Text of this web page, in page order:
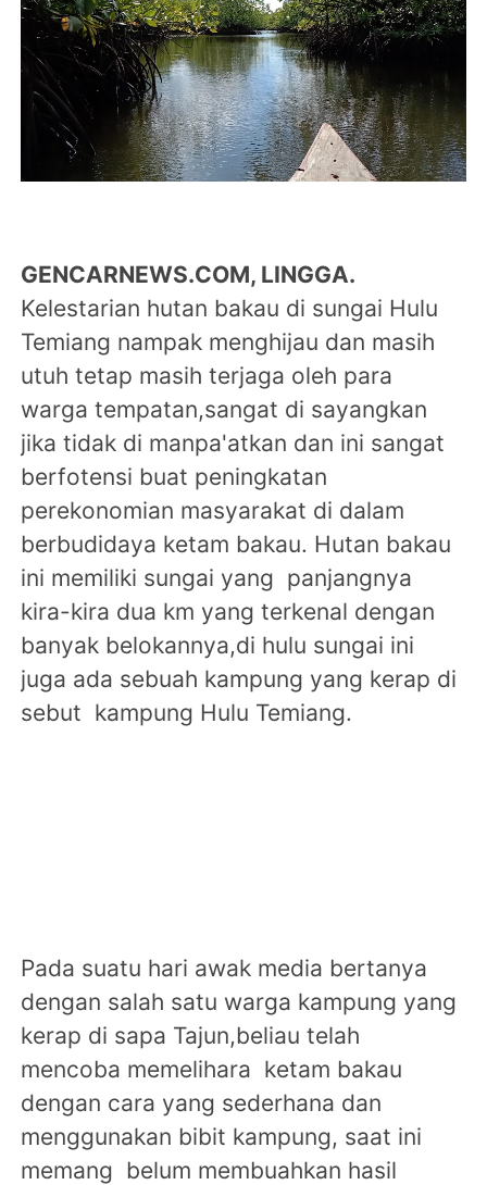
GENCARNEWS.COM, LINGGA.
Kelestarian hutan bakau di sungai Hulu
Temiang nampak menghijau dan masih
utuh tetap masih terjaga oleh para
warga tempatan,sangat di sayangkan
jika tidak di manpa'atkan dan ini sangat
berfotensi buat peningkatan
perekonomian masyarakat di dalam
berbudidaya ketam bakau. Hutan bakau
ini memiliki sungai yang panjangnya
kira-kira dua km yang terkenal dengan
banyak belokannya,di hulu sungai ini
juga ada sebuah kampung yang kerap di
sebut kampung Hulu Temiang.
Pada suatu hari awak media bertanya
dengan salah satu warga kampung yang
kerap di sapa Tajun,beliau telah
mencoba memelihara ketam bakau
dengan cara yang sederhana dan
menggunakan bibit kampung, saat ini
memang belum membuahkan hasil